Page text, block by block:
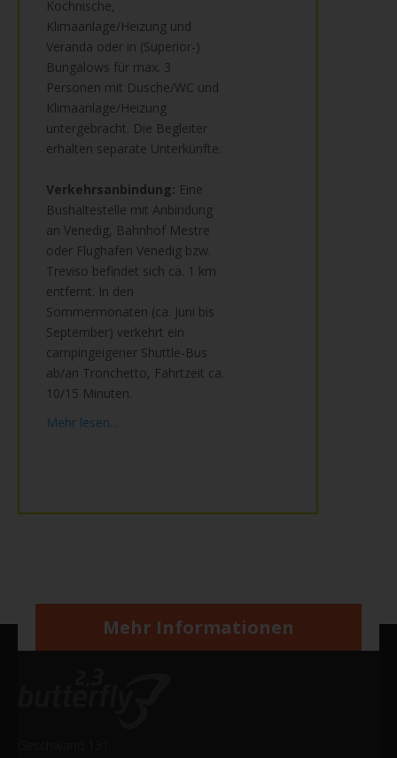
Kochnische,
Klimaanlage/Heizung und
Veranda oder in (Superior-)
Bungalows für max. 3
Personen mit Dusche/WC und
Klimaanlage/Heizung
untergebracht. Die Begleiter
erhalten separate Unterkünfte.
Verkehrsanbindung: Eine
Bushaltestelle mit Anbindung
an Venedig, Bahnhof Mestre
oder Flughafen Venedig bzw.
Treviso befindet sich ca. 1 km
entfernt. In den
Sommermonaten (ca. Juni bis
September) verkehrt ein
campingeigener Shuttle-Bus
ab/an Tronchetto, Fahrtzeit ca.
10/15 Minuten.
Mehr lesen...
Mehr Informationen